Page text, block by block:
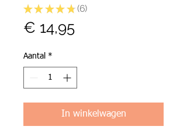
★ ★ ★ ★ ★ 6
6
€ 14,95Prijs
Aantal *
In winkelwagen